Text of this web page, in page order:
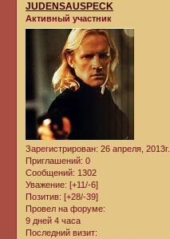
JUDENSAUSPECK
Активный участник
Зарегистрирован: 26 апреля, 2013г.
Приглашений: 0
Сообщений: 1302
Уважение: [+11/-6]
Позитив: [+28/-39]
Провел на форуме:
9 дней 4 часа
Последний визит: